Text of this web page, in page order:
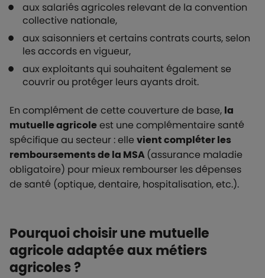
aux salariés agricoles relevant de la convention
collective nationale,
aux saisonniers et certains contrats courts, selon
les accords en vigueur,
aux exploitants qui souhaitent également se
couvrir ou protéger leurs ayants droit.
En complément de cette couverture de base, la
mutuelle agricoleest une complémentaire santé
spécifique au secteur : ellevient compléter les
remboursements de la MSA(assurance maladie
obligatoire) pour mieux rembourser les dépenses
de santé (optique, dentaire, hospitalisation, etc.).
Pourquoi choisir une mutuelle
agricole adaptée aux métiers
agricoles ?